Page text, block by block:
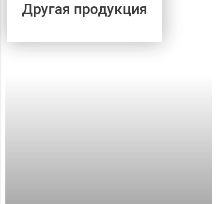
Другая продукция